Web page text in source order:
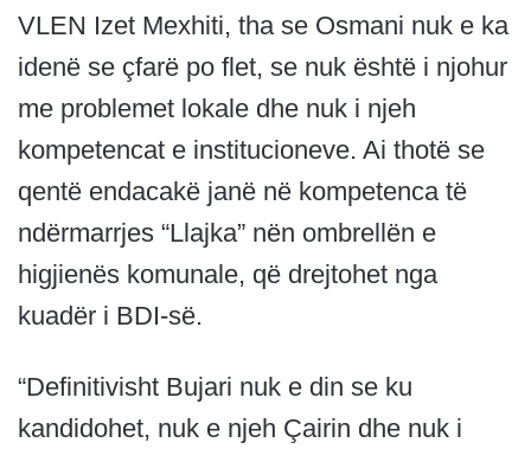
VLEN Izet Mexhiti, tha se Osmani nuk e ka
idenë se çfarë po flet, se nuk është i njohur
me problemet lokale dhe nuk i njeh
kompetencat e institucioneve. Ai thotë se
qentë endacakë janë në kompetenca të
ndërmarrjes “Llajka” nën ombrellën e
higjienës komunale, që drejtohet nga
kuadër i BDI-së.
“Definitivisht Bujari nuk e din se ku
kandidohet, nuk e njeh Çairin dhe nuk i